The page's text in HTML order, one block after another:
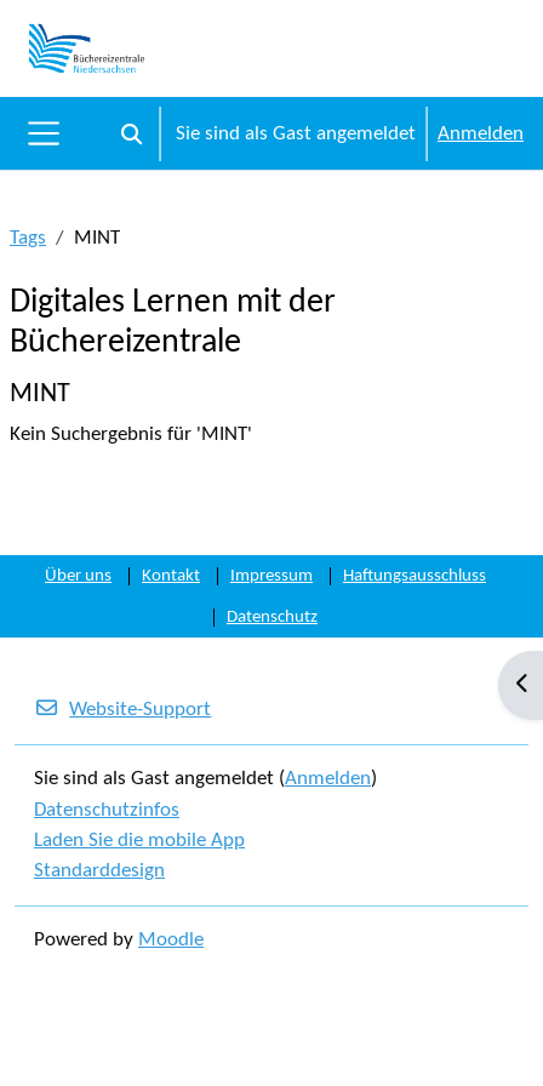
Website-Übersicht
Sucheingabe umschalten
Sie sind als Gast angemeldet Anmelden
Tags MINT
Digitales Lernen mit der
Büchereizentrale
MINT
Kein Suchergebnis für 'MINT'
Über uns Kontakt Impressum Haftungsausschluss
Datenschutz
Website-Support
Sie sind als Gast angemeldet (Anmelden)
Datenschutzinfos
Laden Sie die mobile App
Standarddesign
Powered by Moodle